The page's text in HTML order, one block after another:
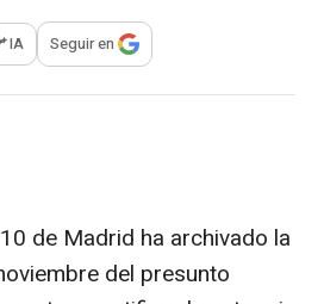
para compartir
IA Seguir en
de Madrid ha archivado la
del presunto